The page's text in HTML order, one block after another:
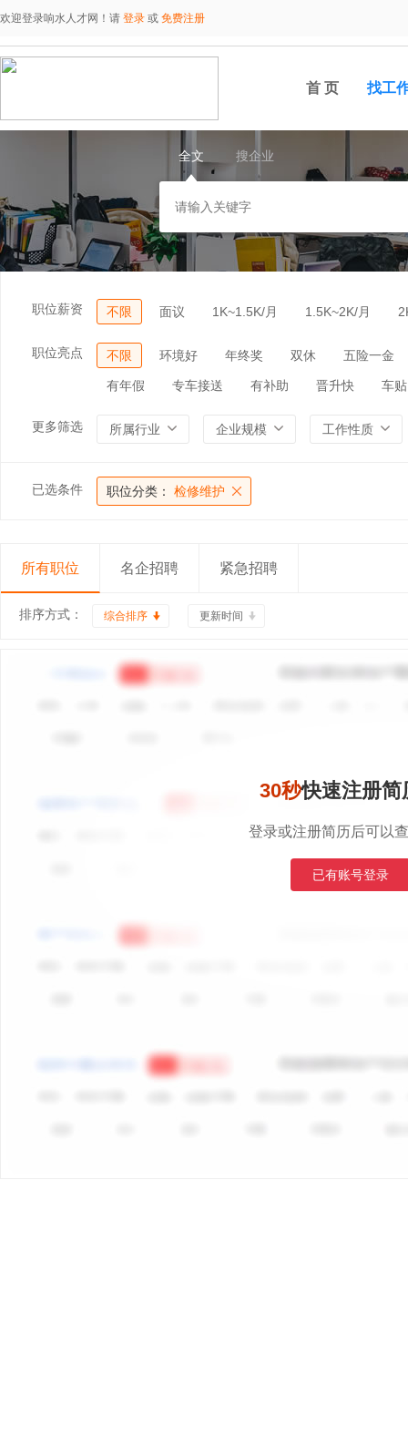
欢迎登录响水人才网！请 登录 或 免费注册
首 页 找工
全文 搜企业
职位薪资 不限 面议 1K~1.5K/月 1.5K~2K/月
职位亮点 不限 环境好 年终奖 双休 五险一金
有年假 专车接送 有补助 晋升快 车贴
更多筛选 所属行业 企业规模 工作性质
已选条件 职位分类： 检修维护
所有职位 名企招聘 紧急招聘
排序方式： 综合排序 更新时间
30秒快速注册简
登录或注册简历后可以
已有账号登录